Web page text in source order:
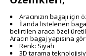
Aracınızın bagajı
İlanda listelenen
belirtilen araca özel
Aracın bagaj yapısına
Renk: Siyah
3D tarama